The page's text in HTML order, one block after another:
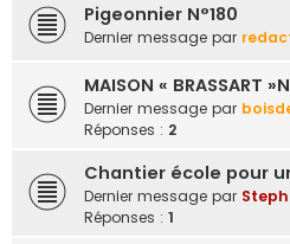
Pigeonnier N°180
Dernier message par
MAISON « BRASSART
Dernier message par
Réponses : 2
Chantier école pour
Dernier message par
Réponses : 1